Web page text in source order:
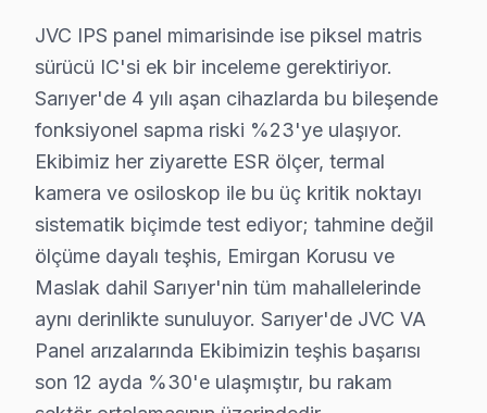
Çamlıtepe'de JVC TV Servisi
Çamlıtepe Mahallesi, genellikle yeni inşa edilen
Çayırbaşı'nda JVC TV Servisi
Çayırbaşı, geçmişten günümüze çeşitli bina yaşları
Cumhuriyet'te JVC TV Servisi
Cumhuriyet Mahallesi, hızlı bir şekilde gelişen konut
Darüşşafaka'da JVC TV Servisi
Darüşşafaka Mahallesi, yaşlı binalarla birlikte gelen
JVC IPS panel mimarisinde ise piksel matris
sürücü IC'si ek bir inceleme gerektiriyor.
Sarıyer'de 4 yılı aşan cihazlarda bu bileşende
fonksiyonel sapma riski %23'ye ulaşıyor.
Ekibimiz her ziyarette ESR ölçer, termal
kamera ve osiloskop ile bu üç kritik noktayı
sistematik biçimde test ediyor; tahmine değil
ölçüme dayalı teşhis, Emirgan Korusu ve
Maslak dahil Sarıyer'nin tüm mahallelerinde
aynı derinlikte sunuluyor. Sarıyer'de JVC VA
Panel arızalarında Ekibimizin teşhis başarısı
son 12 ayda %30'e ulaşmıştır, bu rakam